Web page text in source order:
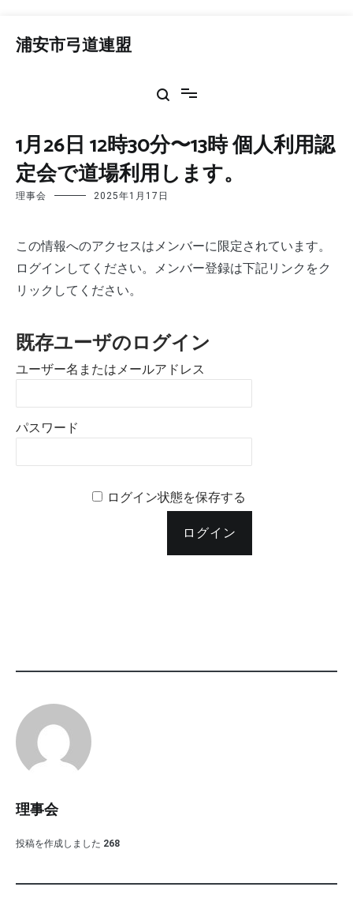
浦安市弓道連盟
1月26日 12時30分〜13時 個人利用認
定会で道場利用します。
理事会 2025年1月17日
この情報へのアクセスはメンバーに限定されています。
ログインしてください。メンバー登録は下記リンクをク
リックしてください。
既存ユーザのログイン
ユーザー名またはメールアドレス
パスワード
ログイン状態を保存する
理事会
投稿を作成しました 268